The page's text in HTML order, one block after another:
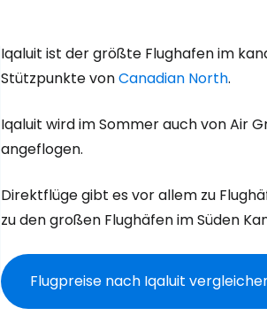
Iqaluit ist der größte Flughafen im
Stützpunkte vonCanadian North.
Iqaluit wird im Sommer auch von Air
angeflogen.
Direktflüge gibt es vor allem zu
zu den großen Flughäfen im Süden
Flugpreise nach Iqaluit
... die weltweite